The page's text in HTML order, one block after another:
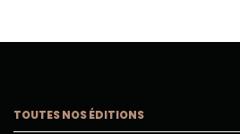
TOUTES NOS ÉDITIONS